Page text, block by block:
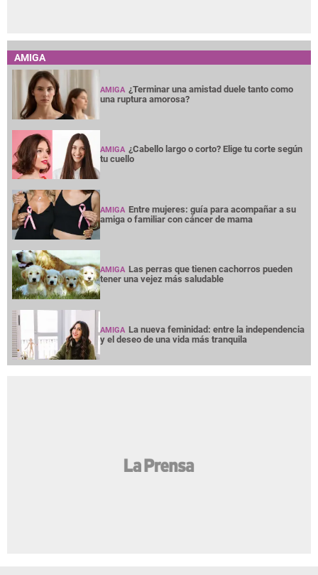
AMIGA
AMIGA ¿Terminar una amistad duele tanto como
una ruptura amorosa?
AMIGA ¿Cabello largo o corto? Elige tu corte según
tu cuello
AMIGA Entre mujeres: guía para acompañar a su
amiga o familiar con cáncer de mama
AMIGA Las perras que tienen cachorros pueden
tener una vejez más saludable
AMIGA La nueva feminidad: entre la independencia
y el deseo de una vida más tranquila